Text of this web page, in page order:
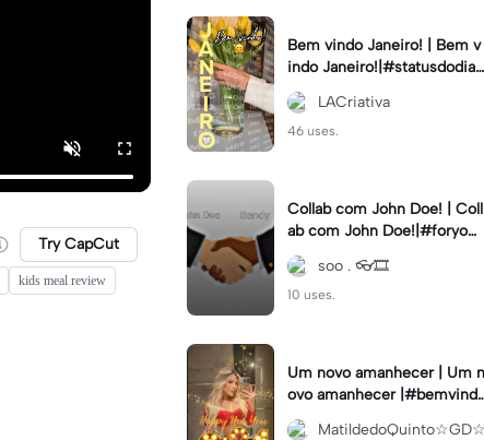
Try CapCut
kids meal review
Bem vindo Janeiro! | Bem v
indo Janeiro!|#statusdodia
#bemvindojaneiro #rumoa
otop #bemvindo2024
LACriativa
46 uses.
Collab com John Doe! | Coll
ab com John Doe!|#foryou
#trend #viral #xyzbca #sm
tbendysoo . 👓🎞️
10 uses.
Um novo amanhecer | Um n
ovo amanhecer
2024#fimdeano